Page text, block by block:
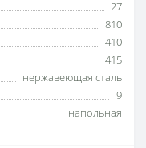
27
810
410
415
нержавеющая сталь
9
напольная